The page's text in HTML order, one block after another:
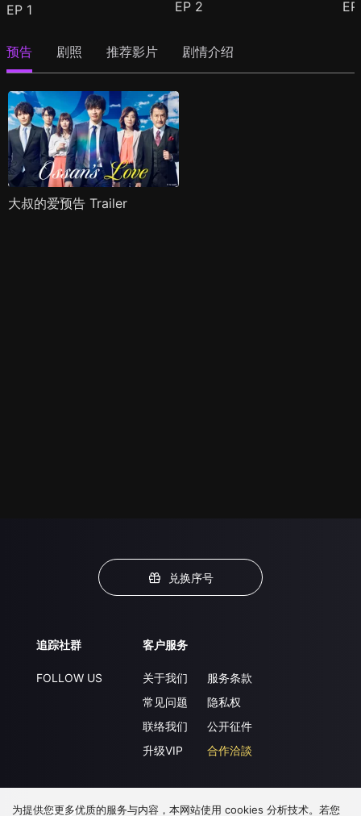
EP 1 EP 2
预告 剧照 推荐影片 剧情介绍
大叔的爱预告 Trailer
兑换序号
追踪社群
FOLLOW US
客户服务
关于我们
常见问题
联络我们
升级VIP
服务条款
隐私权
公开征件
合作洽談
下载 APP
为提供您更多优质的服务与内容，本网站使用 cookies 分析技术。若您